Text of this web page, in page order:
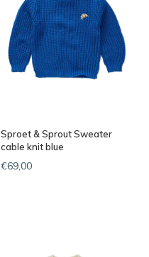
Sproet & Sprout Sweater
cable knit blue
€69,00